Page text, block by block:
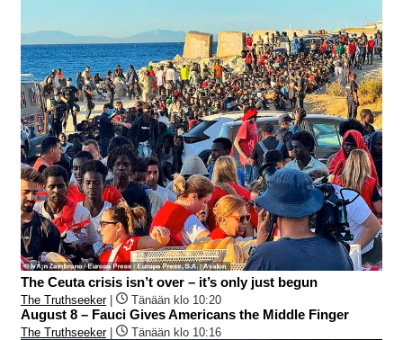
The Ceuta crisis isn’t over – it’s only just begun
The Truthseeker| Tänään klo 10:20
August 8 – Fauci Gives Americans the Middle Finger
The Truthseeker| Tänään klo 10:16